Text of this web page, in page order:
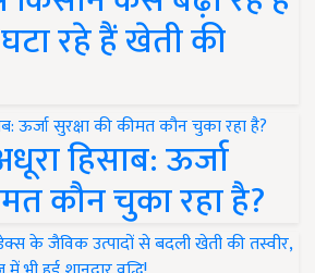
रहे हैं खेती की
हिसाब: ऊर्जा
कौन चुका रहा है?